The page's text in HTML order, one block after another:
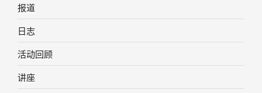
报道
日志
活动回顾
讲座